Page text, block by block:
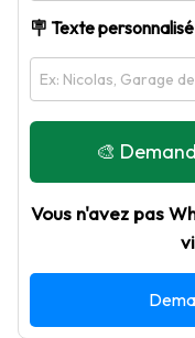
🪧 Texte
🎨
Vous n'avez pas